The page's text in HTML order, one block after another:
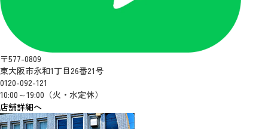
〒577-0809
東大阪市永和1丁目26番21号
0120-092-121
10:00～19:00（火・水定休）
店舗詳細へ